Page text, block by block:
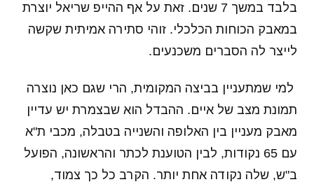
בלבד במשך 7 שנים. זאת על אף ההייפ שריאל יוצרת
במאבק הכוחות הכלכלי. זוהי סתירה אמיתית שקשה
לייצר לה הסברים משכנעים.
למי שמתעניין בביצה המקומית, הרי שגם כאן נוצרה
תמונת מצב של איים. ההבדל הוא שבצמרת יש עדיין
מאבק מעניין בין האלופה והשנייה בטבלה, מכבי ת"א
עם 65 נקודות, לבין הטוענת לכתר והראשונה, הפועל
ב"ש, שלה נקודה אחת יותר. הקרב כל כך צמוד,